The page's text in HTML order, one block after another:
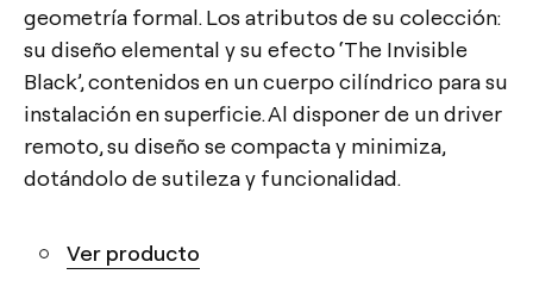
geometría formal. Los atributos de su colección:
su diseño elemental y su efecto ‘The Invisible
Black’, contenidos en un cuerpo cilíndrico para su
instalación en superficie. Al disponer de un driver
remoto, su diseño se compacta y minimiza,
dotándolo de sutileza y funcionalidad.
Ver producto